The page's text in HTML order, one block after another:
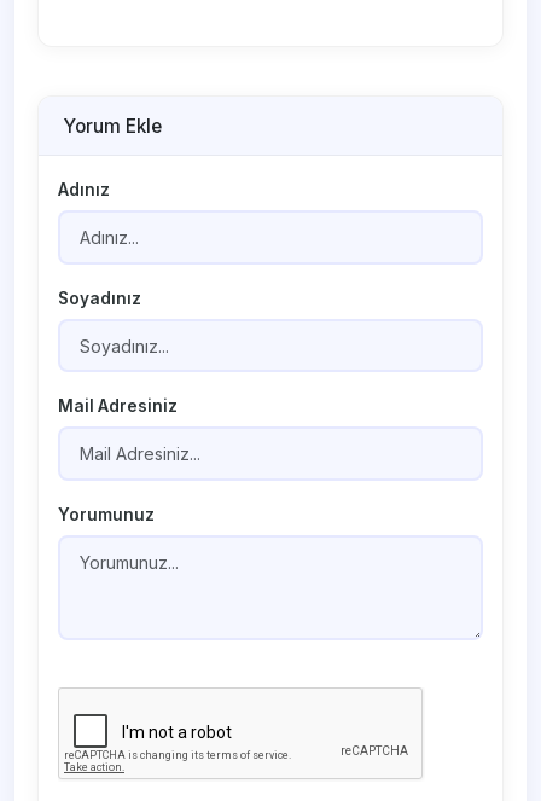
Yorum Ekle
Adınız
Soyadınız
Mail Adresiniz
Yorumunuz